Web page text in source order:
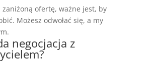
zaniżoną ofertę, ważne jest, by
Możesz odwołać się, a my
negocjacja z